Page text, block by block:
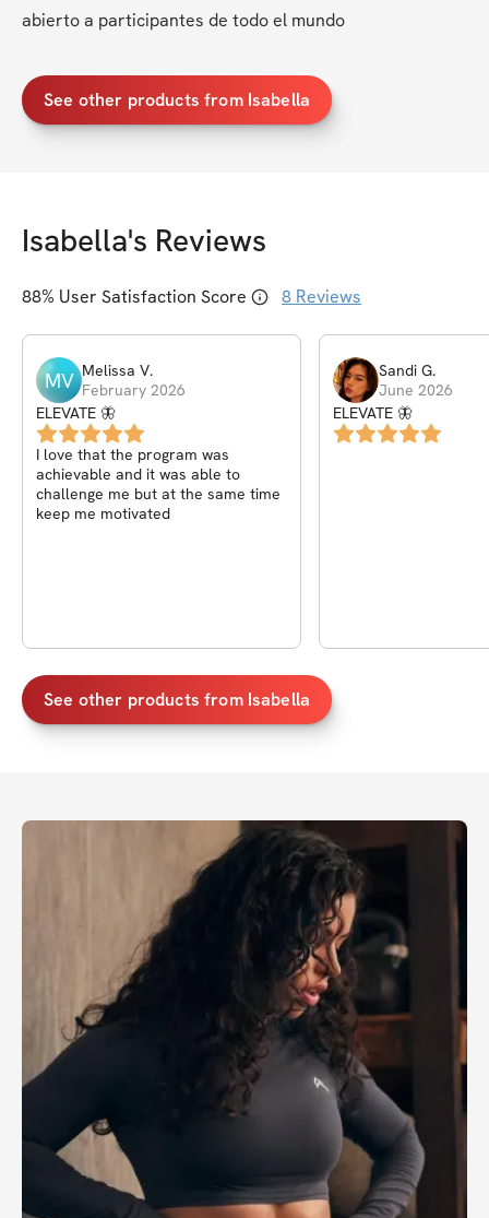
abierto a participantes de todo el mundo
See other products from Isabella
Isabella's Reviews
88% User Satisfaction Score 8 Reviews
MV Melissa V.
February 2026
ELEVATE 🦋
I love that the program was
achievable and it was able to
challenge me but at the same time
keep me motivated
Sandi G.
June 2026
ELEVATE 🦋
See other products from Isabella